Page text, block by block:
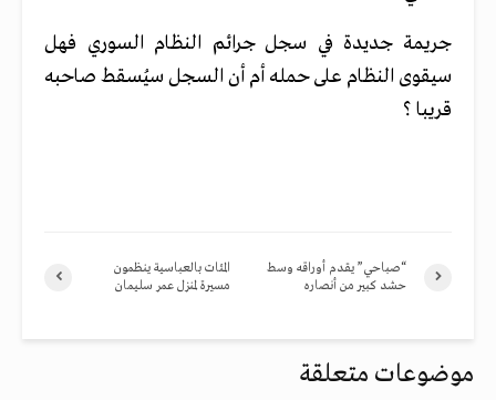
جريمة جديدة في سجل جرائم النظام السوري فهل
سيقوى النظام على حمله أم أن السجل سيُسقط صاحبه
قريبا ؟
المئات بالعباسية ينظمون
مسيرة لمنزل عمر سليمان
“صباحي” يقدم أوراقه وسط
حشد كبير من أنصاره
موضوعات متعلقة